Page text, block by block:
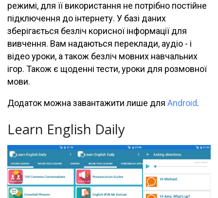
режимі, для її використання не потрібно постійне
підключення до інтернету. У базі даних
зберігається безліч корисної інформації для
вивчення. Вам надаються переклади, аудіо - і
відео уроки, а також безліч мовних навчальних
ігор. Також є щоденні тести, уроки для розмовної
мови.
Додаток можна завантажити лише для Android.
Learn English Daily